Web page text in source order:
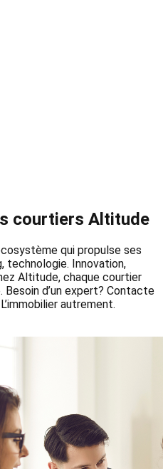
courtiers Altitude
qui propulse ses
technologie. Innovation,
Altitude, chaque courtier
d’un expert? Contacte
autrement.